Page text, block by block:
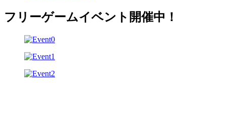
フリーゲームイベント開催中！